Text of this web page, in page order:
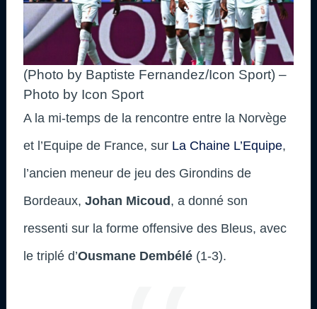
(Photo by Baptiste Fernandez/Icon Sport) –
Photo by Icon Sport
A la mi-temps de la rencontre entre la Norvège
et l’Equipe de France, sur La Chaine L’Equipe,
l’ancien meneur de jeu des Girondins de
Bordeaux, Johan Micoud, a donné son
ressenti sur la forme offensive des Bleus, avec
le triplé d’Ousmane Dembélé (1-3).